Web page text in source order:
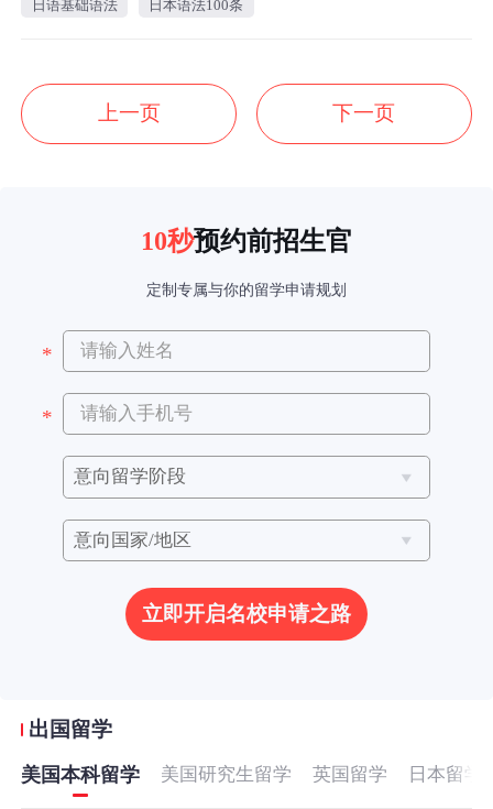
日语基础语法 日本语法100条
上一页 下一页
10秒预约前招生官
定制专属与你的留学申请规划
立即开启名校申请之路
出国留学
美国本科留学 美国研究生留学 英国留学 日本留学